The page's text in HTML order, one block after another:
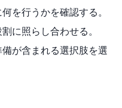
を行うかを確認する。
に照らし合わせる。
が含まれる選択肢を選